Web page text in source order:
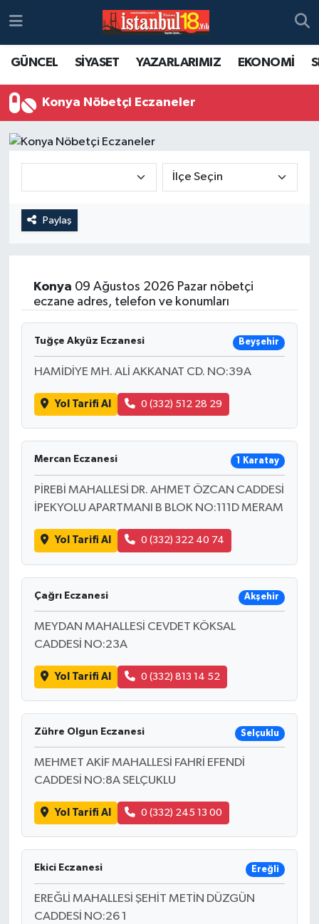
GÜNCEL SİYASET YAZARLARIMIZ EKONOMİ
Konya Nöbetçi Eczaneler
Paylaş
Konya 09 Ağustos 2026 Pazar nöbetçi
eczane adres, telefon ve konumları
Tuğçe Akyüz Eczanesi Beyşehir
HAMİDİYE MH. ALİ AKKANAT CD. NO:39A
Yol Tarifi Al 0 (332) 512 28 29
Mercan Eczanesi 1 Karatay
PİREBİ MAHALLESİ DR. AHMET ÖZCAN CADDESİ
İPEKYOLU APARTMANI B BLOK NO:111D MERAM
Yol Tarifi Al 0 (332) 322 40 74
Çağrı Eczanesi Akşehir
MEYDAN MAHALLESİ CEVDET KÖKSAL
CADDESİ NO:23A
Yol Tarifi Al 0 (332) 813 14 52
Zühre Olgun Eczanesi Selçuklu
MEHMET AKİF MAHALLESİ FAHRİ EFENDİ
CADDESİ NO:8A SELÇUKLU
Yol Tarifi Al 0 (332) 245 13 00
Ekici Eczanesi Ereğli
EREĞLİ MAHALLESİ ŞEHİT METİN DÜZGÜN
CADDESİ NO:26 1